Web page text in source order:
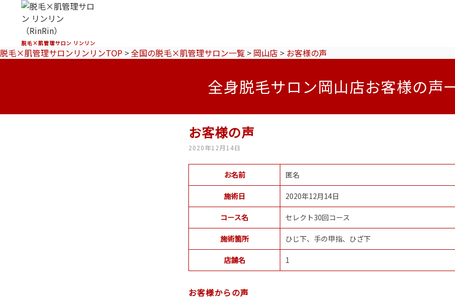
脱毛×肌管理サロン リンリン
脱毛×肌管理サロンリンリンTOP >全国の脱毛×肌管理サロン一覧 > 岡山店 > お客様の声
全身脱毛サロン岡山店お客様の声
お客様の声
2020年12月14日
お名前 匿名
施術日 2020年12月14日
コース名 セレクト30回コース
施術箇所 ひじ下、手の甲指、ひざ下
店舗名 1
お客様からの声